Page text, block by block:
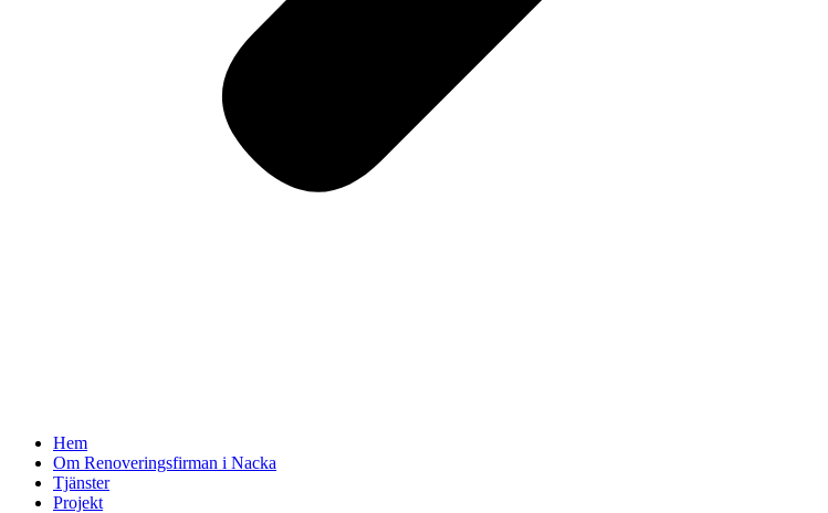
Hem
Om Renoveringsfirman i Nacka
Tjänster
Projekt